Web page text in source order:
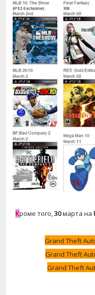
Кроме того,30марта на
Grand Theft
Grand Theft
Grand Theft